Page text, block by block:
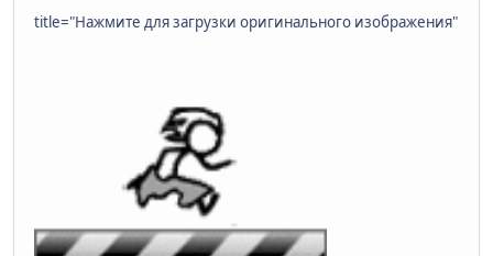
title="Нажмите для загрузки оригинального изображения"